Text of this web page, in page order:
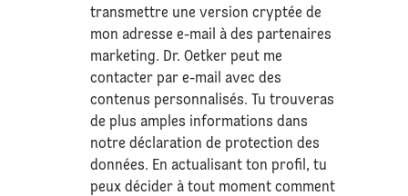
transmettre une version cryptée de
mon adresse e-mail à des partenaires
marketing. Dr. Oetker peut me
contacter par e-mail avec des
contenus personnalisés. Tu trouveras
de plus amples informations dans
notre déclaration deprotection des
données. En actualisant ton profil, tu
peux décider à tout moment comment